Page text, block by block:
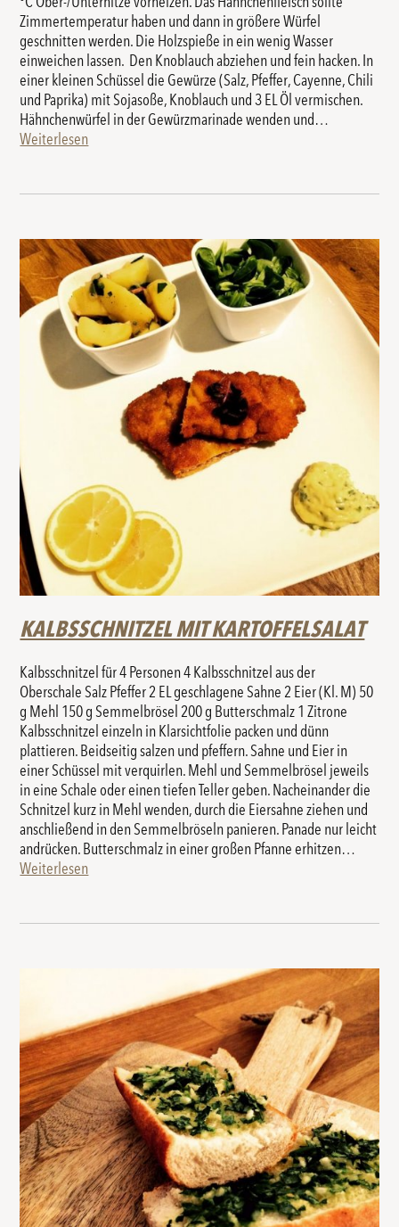
Zimmertemperatur haben und dann in größere Würfel
geschnitten werden. Die Holzspieße in ein wenig Wasser
einweichen lassen. Den Knoblauch abziehen und fein hacken. In
einer kleinen Schüssel die Gewürze (Salz, Pfeffer, Cayenne, Chili
und Paprika) mit Sojasoße, Knoblauch und 3 EL Öl vermischen.
Hähnchenwürfel in der Gewürzmarinade wenden und…
Weiterlesen
KALBSSCHNITZEL MIT KARTOFFELSALAT
Kalbsschnitzel für 4 Personen 4 Kalbsschnitzel aus der
Oberschale Salz Pfeffer 2 EL geschlagene Sahne 2 Eier (Kl. M) 50
g Mehl 150 g Semmelbrösel 200 g Butterschmalz 1 Zitrone
Kalbsschnitzel einzeln in Klarsichtfolie packen und dünn
plattieren. Beidseitig salzen und pfeffern. Sahne und Eier in
einer Schüssel mit verquirlen. Mehl und Semmelbrösel jeweils
in eine Schale oder einen tiefen Teller geben. Nacheinander die
Schnitzel kurz in Mehl wenden, durch die Eiersahne ziehen und
anschließend in den Semmelbröseln panieren. Panade nur leicht
andrücken. Butterschmalz in einer großen Pfanne erhitzen…
Weiterlesen